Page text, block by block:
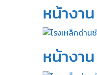
หน้างา
หน้างา